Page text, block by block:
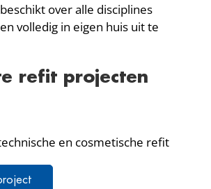
over alle disciplines
volledig in eigen huis uit te
refit projecten
en cosmetische refit